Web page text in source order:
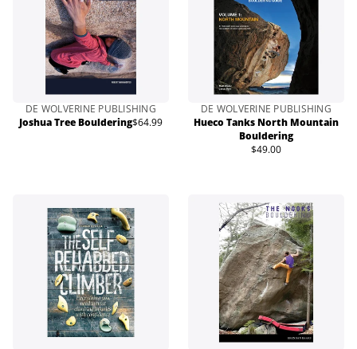
DE WOLVERINE PUBLISHING
Joshua Tree BoulderingPrix
$64.99
DE WOLVERINE PUBLISHING
Hueco Tanks North Mountain
Bouldering
Prix
$49.00